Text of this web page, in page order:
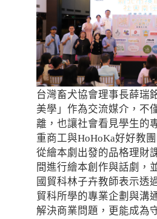
台灣畜犬協會理事長薛瑞
美學」作為交流媒介，不
離，也讓社會看見學生的
重商工與HoHoKa好好教
從繪本劇出發的品格理財
間進行繪本創作與話劇，
國貿科林子卉教師表示透
貿科所學的專業企劃與溝
解決商業問題，更能成為